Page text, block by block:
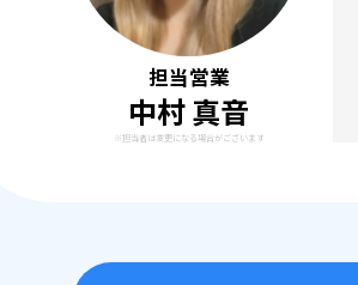
担当営業
中村 真音
※担当者は変更になる場合がございます